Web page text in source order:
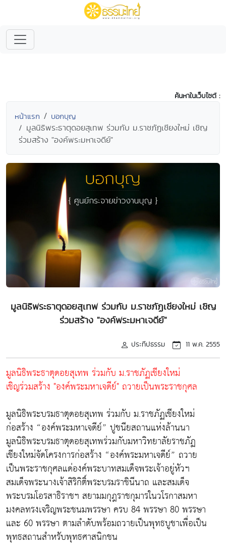
ค้นหาในเว็บไซต์ :
หน้าแรก บอกบุญ
มูลนิธิพระธาตุดอยสุเทพ ร่วมกับ ม.ราชภัฏเชียงใหม่ เชิญ
ร่วมสร้าง "องค์พระมหาเจดีย์"
มูลนิธิพระธาตุดอยสุเทพ ร่วมกับ ม.ราชภัฏเชียงใหม่ เชิญ
ร่วมสร้าง "องค์พระมหาเจดีย์"
ประทีปธรรม 11 พ.ค. 2555
มูลนิธิพระธาตุดอยสุเทพ ร่วมกับ ม.ราชภัฏเชียงใหม่
เชิญร่วมสร้าง "องค์พระมหาเจดีย์" ถวายเป็นพระราชกุศล
มูลนิธิพระบรมธาตุดอยสุเทพ ร่วมกับ ม.ราชภัฏเชียงใหม่
ก่อสร้าง “องค์พระมหาเจดีย์” ปูชนียสถานแห่งล้านนา
มูลนิธิพระบรมธาตุดอยสุเทพร่วมกับมหาวิทยาลัยราชภัฏ
เชียงใหม่จัดโครงการก่อสร้าง “องค์พระมหาเจดีย์” ถวาย
เป็นพระราชกุศลแด่องค์พระบาทสมเด็จพระเจ้าอยู่หัวฯ
สมเด็จพระนางเจ้าสิริกิติ์พระบรมราชินีนาถ และสมเด็จ
พระบรมโอรสาธิราชฯ สยามมกุฎราชกุมารในวโรกาสมหา
มงคลทรงเจริญพระชนมพรรษา ครบ 84 พรรษา 80 พรรษา
และ 60 พรรษา ตามลำดับพร้อมถวายเป็นพุทธบูชาเพื่อเป็น
พุทธสถานสำหรับพุทธศาสนิกชน